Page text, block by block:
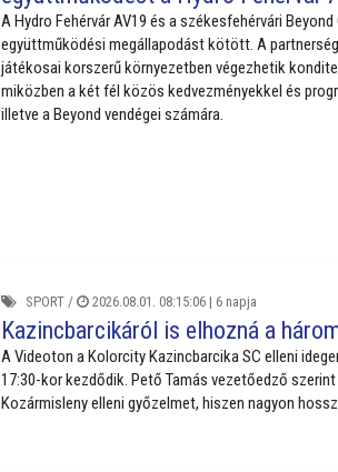
A Hydro Fehérvár AV19 és a székesfehérvári
együttműködési megállapodást kötött. A
játékosai korszerű környezetben végezhetik
miközben a két fél közös kedvezményekkel és
illetve a Beyond vendégei számára.
SPORT/ 2026.08.01. 08:15:06 | 6 napja
Kazincbarcikáról is elhozná a
A Videoton a Kolorcity Kazincbarcika SC elleni
17:30-kor kezdődik. Pető Tamás vezetőedző
Kozármisleny elleni győzelmet, hiszen nagyon